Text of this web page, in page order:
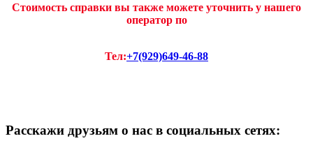
Стоимость справки вы также можете уточнить у нашего
оператор по
Тел:+7(929)649-46-88
Расскажи друзьям о нас в социальных сетях: